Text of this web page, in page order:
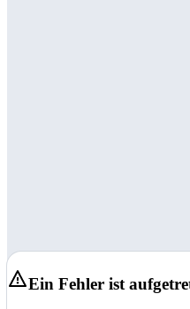
Ein Fehler ist